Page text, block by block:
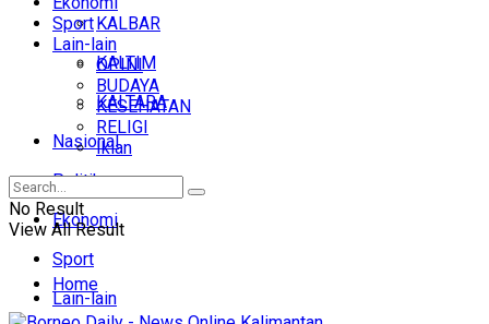
KALBAR
KALTIM
KALTARA
Nasional
Politik
Ekonomi
Sport
Lain-lain
Sport
Lain-lain
OPINI
BUDAYA
KESEHATAN
RELIGI
Iklan
No Result
View All Result
Home